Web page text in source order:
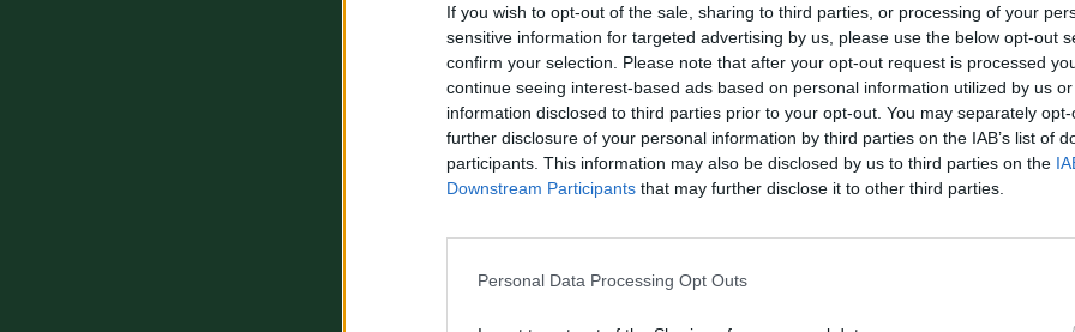
If you wish to opt-out of the sale, sharing to third parties, or processing of your
sensitive information for targeted advertising by us, please use the below opt-out
confirm your selection. Please note that after your opt-out request is processed
continue seeing interest-based ads based on personal information utilized by us
information disclosed to third parties prior to your opt-out. You may separately
further disclosure of your personal information by third parties on the IAB’s list of
participants. This information may also be disclosed by us to third parties on the
Downstream Participants that may further disclose it to other third parties.
Personal Data Processing Opt Outs
10.07 14:16 - NM LIVE - De Luca:
"Napoli, bella la maglia del
centenario, sul mercato servono
interventi, Lukaku calciatore esperto,
non puoi rinunciare a lui a cuor
leggero"
04.06 10:39 - MERCATO - Napoli, nella
squadra del futuro anche giocatori
con esperienza: la lista dei nomi
"Napoli, partito il mercato con le
direttive di Conte, si segue il profilo
del